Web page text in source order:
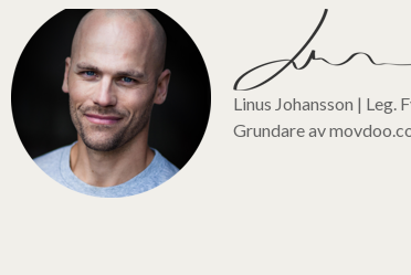
Linus Johansson | Leg.
Grundare av